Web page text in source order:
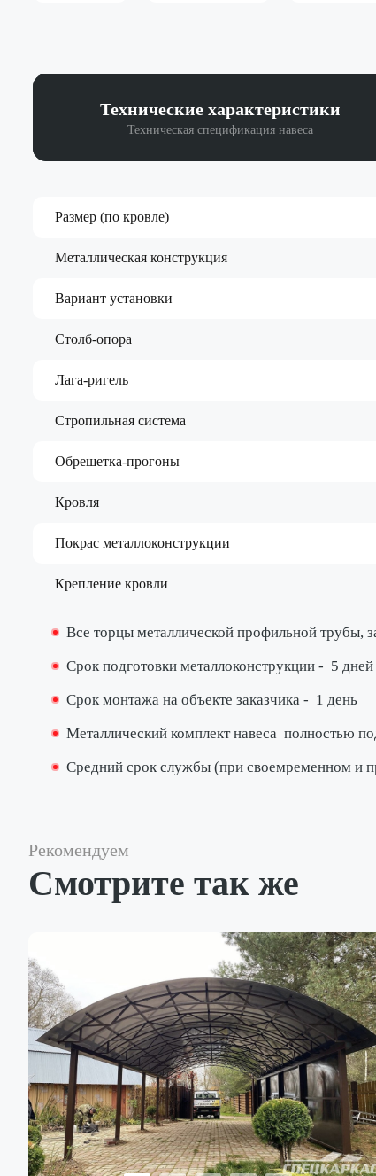
Техническиехарактеристики
Техническая спецификация навеса
Размер (по кровле)
Металлическая конструкция
Вариант установки
Столб-опора
Лага-ригель
Стропильная система
Обрешетка-прогоны
Кровля
Покрас металлоконструкции
Крепление кровли
Все торцы металлической профильной трубы,
Срок подготовки металлоконструкции - 5 дней
Срок монтажа на объекте заказчика - 1 день
Металлический комплект навеса полностью
Средний срок службы (при своемременном и
Рекомендуем
Смотрите так же